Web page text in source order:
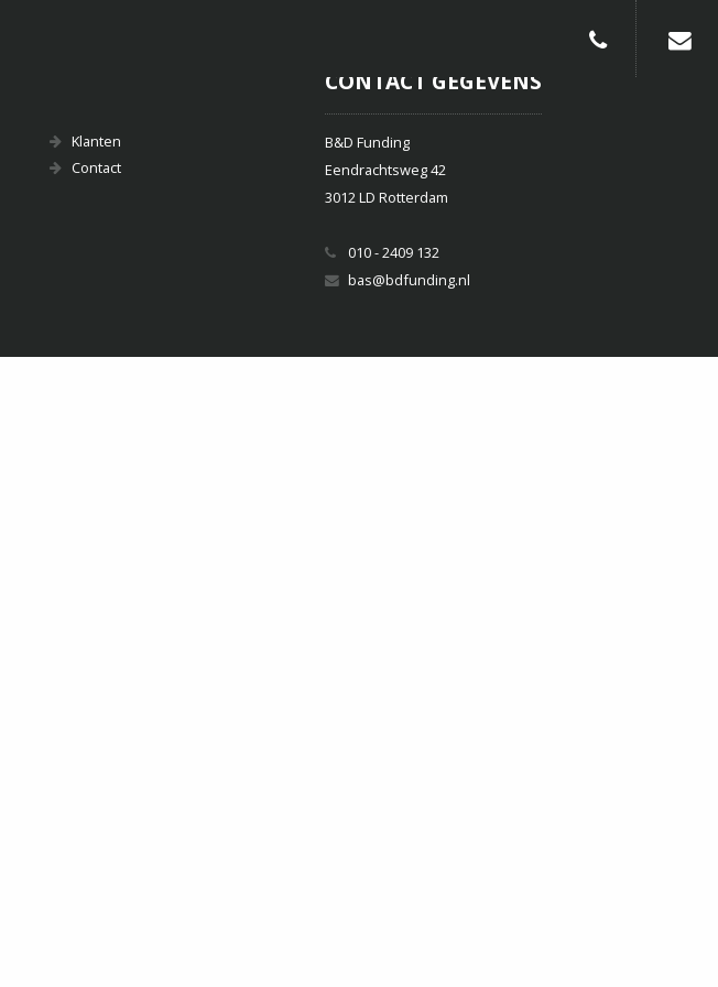
010-
Klanten
Contact
CONTACT GEGEVENS
B&D Funding
Eendrachtsweg 42
3012 LD Rotterdam
010 - 2409 132
bas@bdfunding.nl